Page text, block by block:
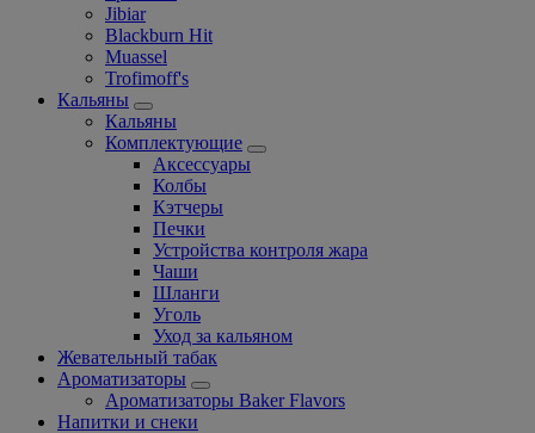
Jibiar
Blackburn Hit
Muassel
Trofimoff's
Кальяны
Кальяны
Комплектующие
Аксессуары
Колбы
Кэтчеры
Печки
Устройства контроля жара
Чаши
Шланги
Уголь
Уход за кальяном
Жевательный табак
Ароматизаторы
Ароматизаторы Baker Flavors
Напитки и снеки